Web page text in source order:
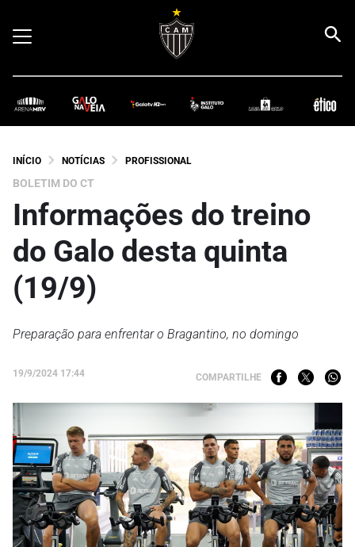
INÍCIO NOTÍCIAS PROFISSIONAL
BOLETIM DO CT
Informações do treino
do Galo desta quinta
(19/9)
Preparação para enfrentar o Bragantino, no domingo
19/9/2024 17:44 COMPARTILHE